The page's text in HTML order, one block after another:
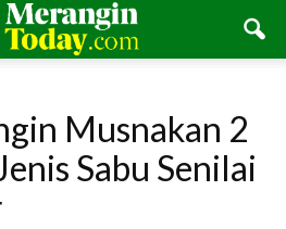
Musnakan 2
Sabu Senilai